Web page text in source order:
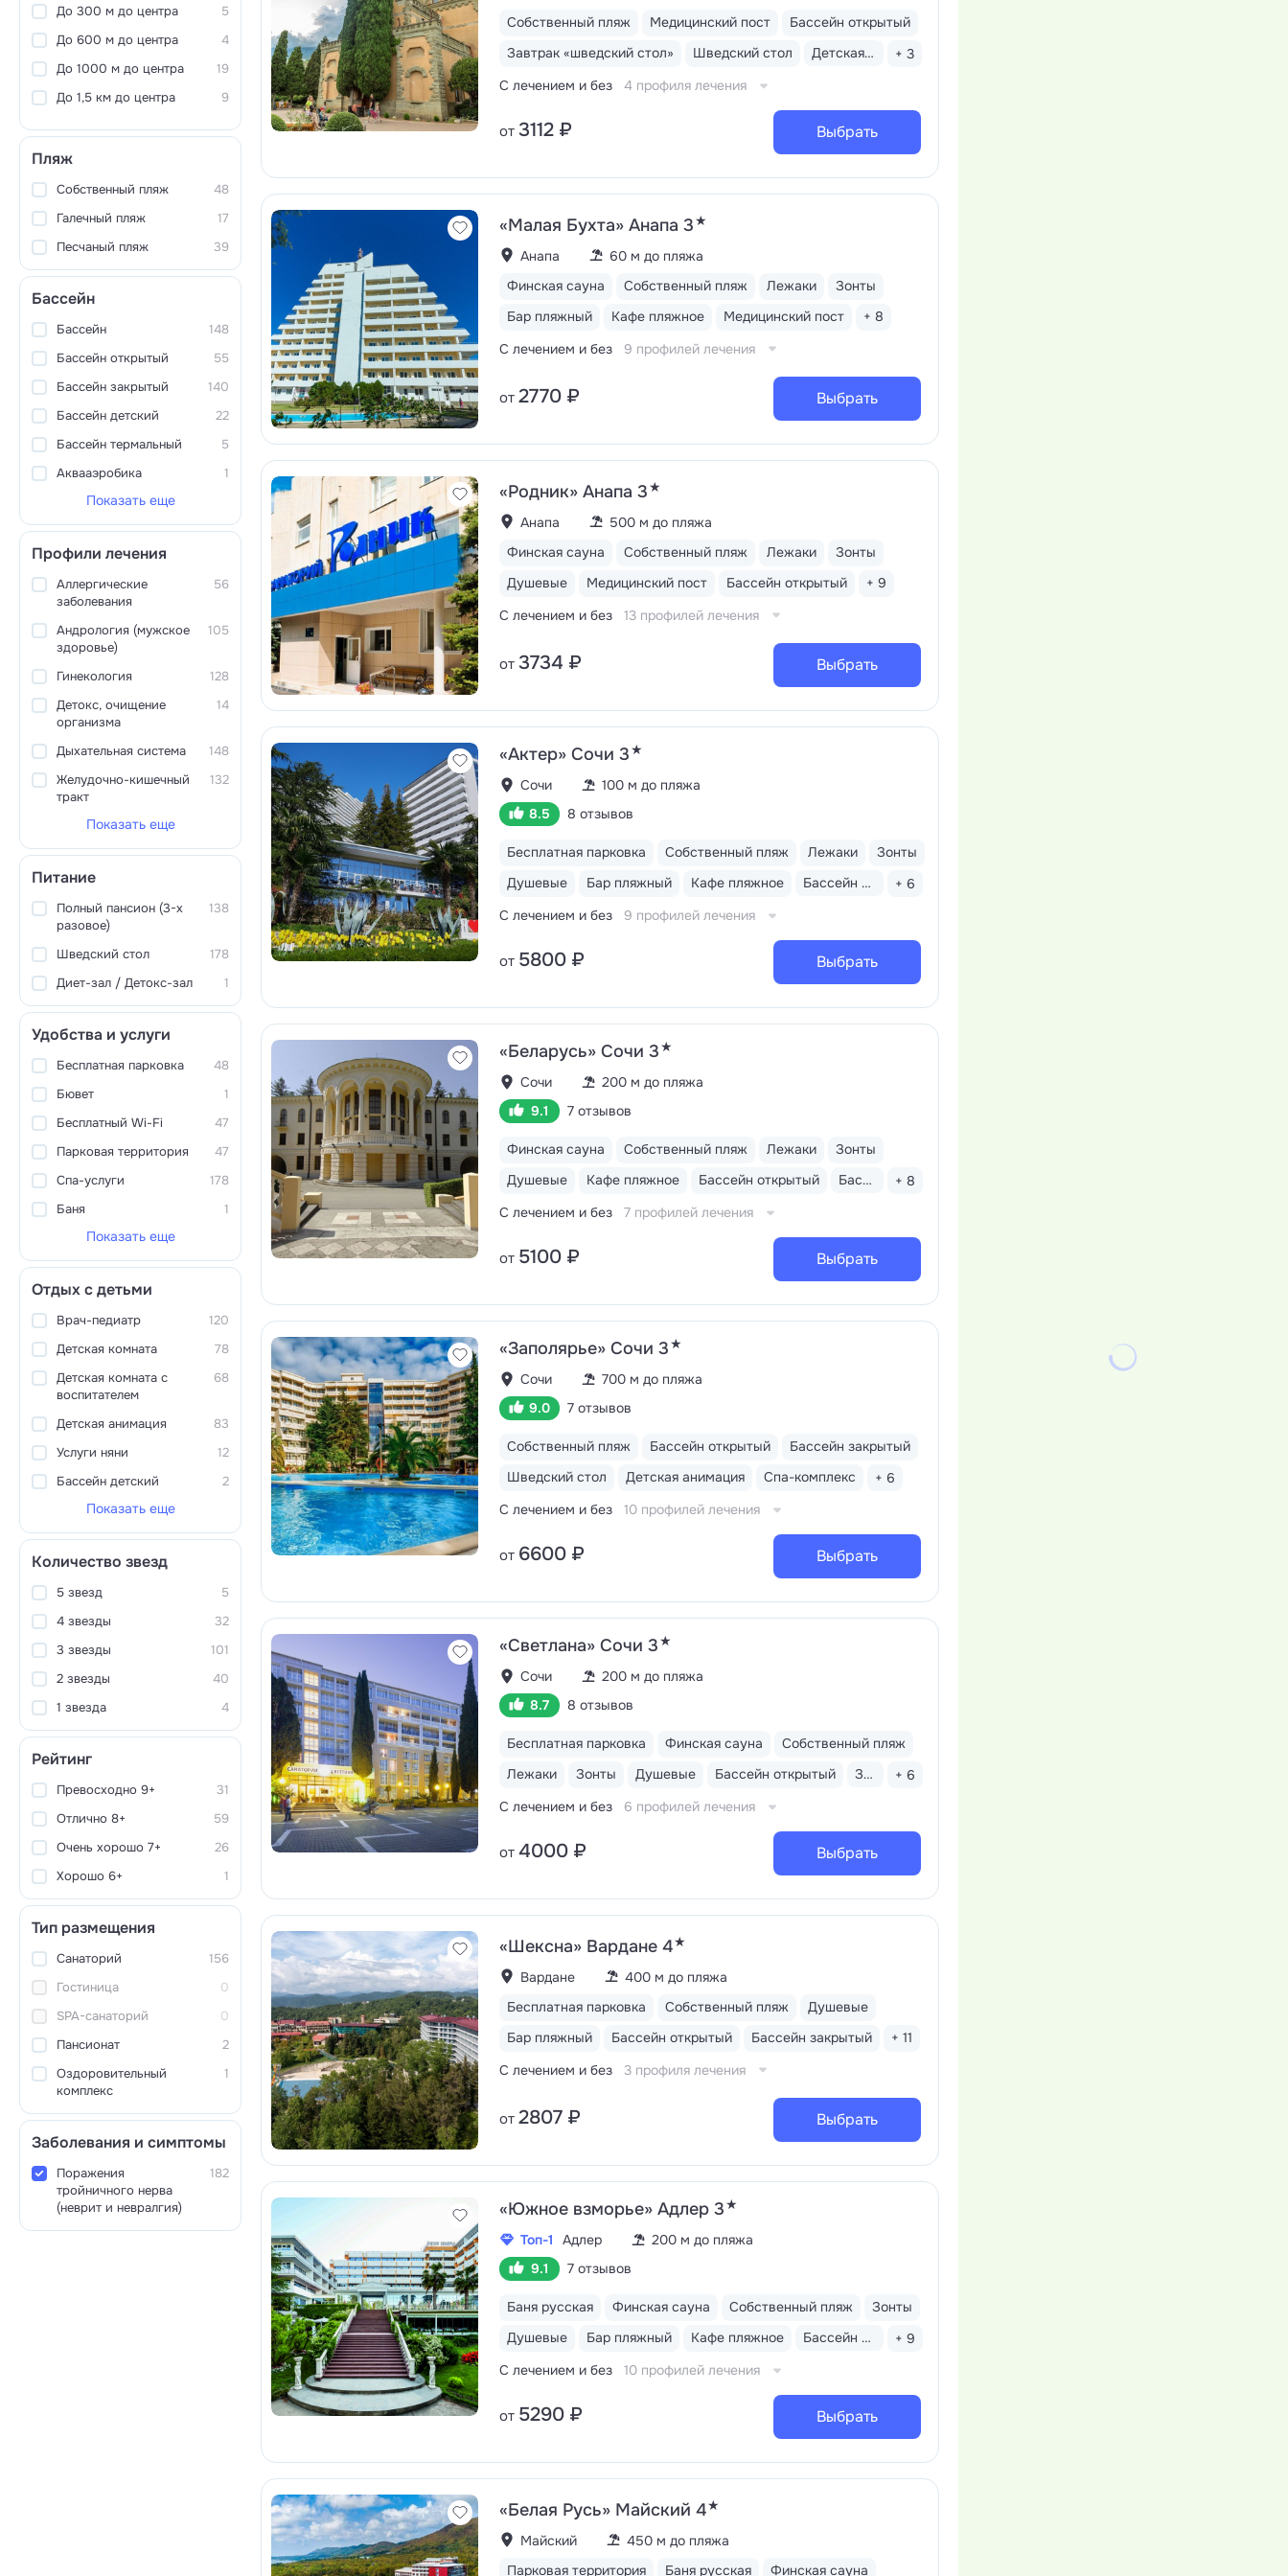
До 300 м до центра
5
До 600 м до центра
4
До 1000 м до центра
19
До 1,5 км до центра
9
Пляж
Собственный пляж
48
Галечный пляж
17
Песчаный пляж
39
Бассейн
Бассейн
148
Бассейн открытый
55
Бассейн закрытый
140
Бассейн детский
22
Бассейн термальный
5
Аквааэробика
1
Показать еще
Профили лечения
Аллергические
заболевания
56
Андрология (мужское
здоровье)
105
Гинекология
128
Детокс, очищение
организма
14
Дыхательная система
148
Желудочно-кишечный
тракт
132
Показать еще
Питание
Полный пансион (3-х
разовое)
138
Шведский стол
178
Диет-зал / Детокс-зал
1
Удобства и услуги
Бесплатная парковка
48
Бювет
1
Бесплатный Wi-Fi
47
Парковая территория
47
Спа-услуги
178
Баня
1
Показать еще
Отдых с детьми
Врач-педиатр
120
Детская комната
78
Детская комната с
воспитателем
68
Детская анимация
83
Услуги няни
12
Бассейн детский
2
Показать еще
Количество звезд
5 звезд
5
4 звезды
32
3 звезды
101
2 звезды
40
1 звезда
4
Рейтинг
Превосходно 9+
31
Отлично 8+
59
Очень хорошо 7+
26
Хорошо 6+
1
Тип размещения
Санаторий
156
Гостиница
0
SPA-санаторий
0
Пансионат
2
Оздоровительный
комплекс
1
Заболевания и симптомы
Поражения
тройничного нерва
(неврит и невралгия)
182
Собственный пляж Медицинский пост
Бассейн открытый
Завтрак «шведский стол»
Шведский стол Детская комната
+ 3
С лечением и без
4 профиля лечения
от 3112 ₽ Выбрать
«Малая Бухта» Анапа 3★
Анапа
60 м до пляжа
Финская сауна
Собственный пляж Лежаки
Зонты
Бар пляжный
Кафе пляжное Медицинский пост
+ 8
С лечением и без
9 профилей лечения
от 2770 ₽ Выбрать
«Родник» Анапа 3★
Анапа
500 м до пляжа
Финская сауна
Собственный пляж Лежаки
Зонты
Душевые
Медицинский пост Бассейн открытый
+ 9
С лечением и без
13 профилей лечения
от 3734 ₽ Выбрать
«Актер» Сочи 3★
Сочи
100 м до пляжа
8.5
8 отзывов
Бесплатная парковка Собственный пляж Лежаки
Зонты
Душевые
Бар пляжный Кафе пляжное Бассейн закрытый
+ 6
С лечением и без
9 профилей лечения
от 5800 ₽ Выбрать
«Беларусь» Сочи 3★
Сочи
200 м до пляжа
9.1
7 отзывов
Финская сауна Собственный пляж Лежаки
Зонты
Душевые
Кафе пляжное Бассейн открытый Бассейн закрытый
+ 8
С лечением и без
7 профилей лечения
от 5100 ₽ Выбрать
«Заполярье» Сочи 3★
Сочи
700 м до пляжа
9.0
7 отзывов
Собственный пляж Бассейн открытый
Бассейн закрытый
Шведский стол
Детская анимация Спа-комплекс
+ 6
С лечением и без
10 профилей лечения
от 6600 ₽ Выбрать
«Светлана» Сочи 3★
Сочи
200 м до пляжа
8.7
8 отзывов
Бесплатная парковка Финская сауна
Собственный пляж
Лежаки
Зонты Душевые Бассейн открытый Завтрак «шведский стол»
+ 6
С лечением и без
6 профилей лечения
от 4000 ₽ Выбрать
«Шексна» Вардане 4★
Вардане
400 м до пляжа
Бесплатная парковка
Собственный пляж
Душевые
Бар пляжный
Бассейн открытый Бассейн закрытый
+ 11
С лечением и без
3 профиля лечения
от 2807 ₽ Выбрать
«Южное взморье» Адлер 3★
Топ-1 Адлер
200 м до пляжа
9.1
7 отзывов
Баня русская Финская сауна Собственный пляж
Зонты
Душевые
Бар пляжный Кафе пляжное Бассейн открытый
+ 9
С лечением и без
10 профилей лечения
от 5290 ₽ Выбрать
«Белая Русь» Майский 4★
Майский
450 м до пляжа
Парковая территория
Баня русская Финская сауна